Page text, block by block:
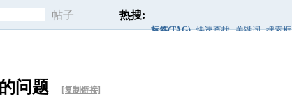
帖子
索
热搜:
标签(TAG) 快速查找 关键词 搜索框
题
问题 [复制链接]